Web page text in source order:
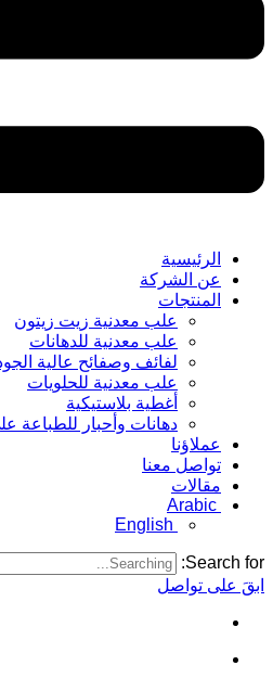
الرئيسية
عن الشركة
المنتجات
علب معدنية زيت زيتون
علب معدنية للدهانات
لفائف وصفائح عالية
علب معدنية للحلويات
أغطية بلاستيكية
دهانات وأحبار للطباعة
عملاؤنا
تواصل معنا
مقالات
Arabic
English
Search for:
ابقَ على تواصل